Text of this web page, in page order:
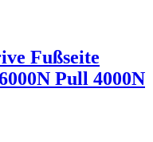
Fußseite
Pull 4000N